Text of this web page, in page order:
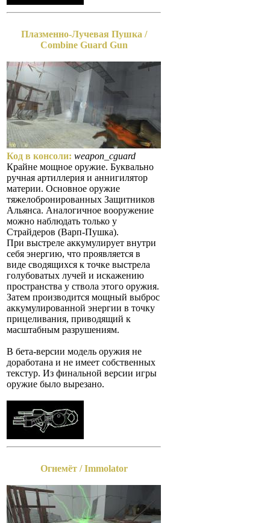
Плазменно-Лучевая Пушка /
Combine Guard Gun
Код в консоли: weapon_cguard
Крайне мощное оружие. Буквально
ручная артиллерия и аннигилятор
материи. Основное оружие
тяжелобронированных Защитников
Альянса. Аналогичное вооружение
можно наблюдать только у
Страйдеров (Варп-Пушка).
При выстреле аккумулирует внутри
себя энергию, что проявляется в
виде сводящихся к точке выстрела
голубоватых лучей и искажению
пространства у ствола этого оружия.
Затем производится мощный выброс
аккумулированной энергии в точку
прицеливания, приводящий к
масштабным разрушениям.
В бета-версии модель оружия не
доработана и не имеет собственных
текстур. Из финальной версии игры
оружие было вырезано.
Огнемёт / Immolator